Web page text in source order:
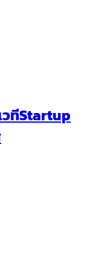
วทีStartup